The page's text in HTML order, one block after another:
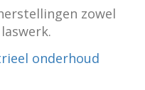
zowel
onderhoud